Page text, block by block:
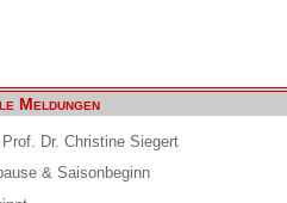
Meldungen
Dr. Christine Siegert
& Saisonbeginn